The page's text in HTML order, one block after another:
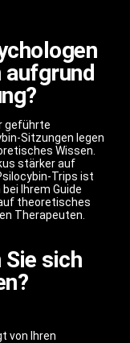
aufgrund
geführte
Sitzungen legen
Wissen.
stärker auf
Trips ist
Ihrem Guide
theoretisches
Therapeuten.
sich
von Ihren